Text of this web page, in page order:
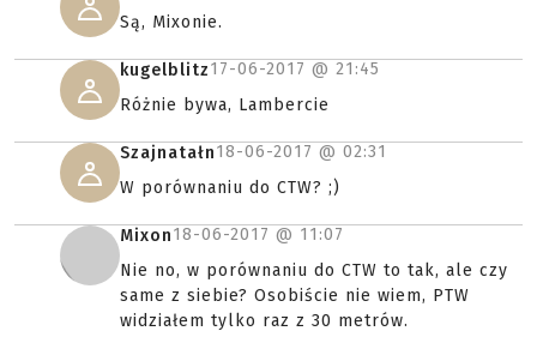
Są, Mixonie.
kugelblitz17-06-2017 @ 21:45
Różnie bywa, Lambercie
Szajnatałn18-06-2017 @ 02:31
W porównaniu do CTW? ;)
Mixon18-06-2017 @ 11:07
Nie no, w porównaniu do CTW to tak, ale czy
same z siebie? Osobiście nie wiem, PTW
widziałem tylko raz z 30 metrów.